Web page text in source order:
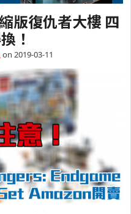
版復仇者大樓 四
！
on 2019-03-11